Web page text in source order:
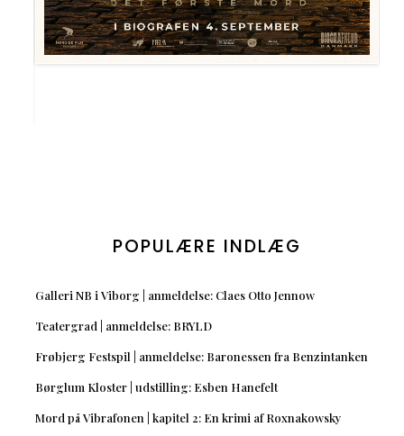
POPULÆRE INDLÆG
Galleri NB i Viborg | anmeldelse: Claes Otto Jennow
Teatergrad | anmeldelse: BRYLD
Frøbjerg Festspil | anmeldelse: Baronessen fra Benzintanken
Børglum Kloster | udstilling: Esben Hanefelt
Mord på Vibrafonen | kapitel 2: En krimi af Roxnakowsky